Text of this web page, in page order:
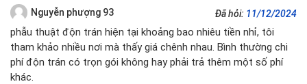
Nguyễn phượng 93 Đã hỏi: 11/12/2024
phẫu thuật độn trán hiện tại khoảng bao nhiêu tiền nhỉ, tôi
tham khảo nhiều nơi mà thấy giá chênh nhau. Bình thường chi
phí độn trán có trọn gói không hay phải trả thêm một số phí
khác.